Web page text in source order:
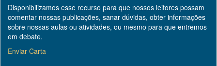
Disponibilizamos esse recurso para que nossos leitores possam
comentar nossas publicações, sanar dúvidas, obter informações
sobre nossas aulas ou atividades, ou mesmo para que entremos
em debate.
Enviar Carta